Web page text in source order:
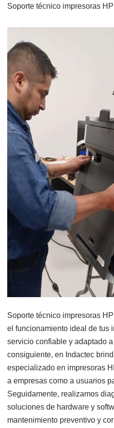
Soporte técnico impresoras HP
Soporte técnico impresoras
el funcionamiento ideal de tus
servicio confiable y adaptado
consiguiente, en Indactec
especializado en impresoras
a empresas como a usuarios
Seguidamente, realizamos
soluciones de hardware y
mantenimiento preventivo y